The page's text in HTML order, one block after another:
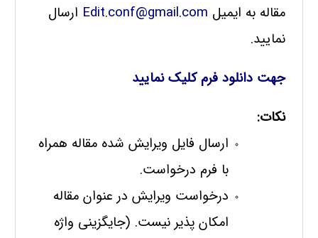
مقاله به ایمیل Edit.conf@gmail.com ارسال
نمایید.
جهت دانلود فرم کلیک نمایید
نکات:
ارسال فایل ویرایش شده مقاله همراه
با فرم درخواست.
درخواست ویرایش در عنوان مقاله
امکان پذیر نیست. (جایگزینی واژه